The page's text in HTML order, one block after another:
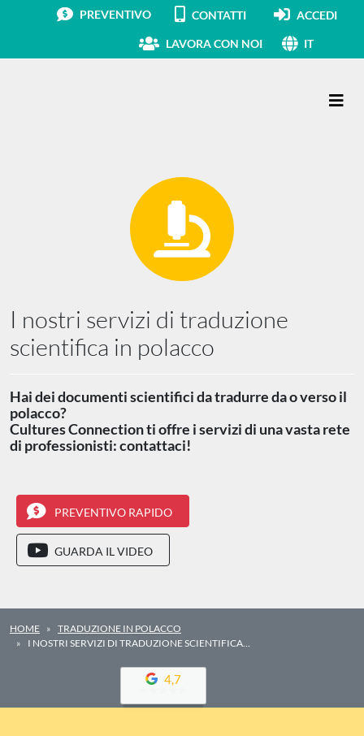
PREVENTIVO CONTATTI ACCEDI
LAVORA CON NOI IT
I nostri servizi di traduzione
scientifica in polacco
Hai dei documenti scientifici da tradurre da o verso il
polacco?
Cultures Connection ti offre i servizi di una vasta rete
di professionisti: contattaci!
PREVENTIVO RAPIDO
GUARDA IL VIDEO
HOME
TRADUZIONE IN POLACCO
I NOSTRI SERVIZI DI TRADUZIONE SCIENTIFICA…
4,7